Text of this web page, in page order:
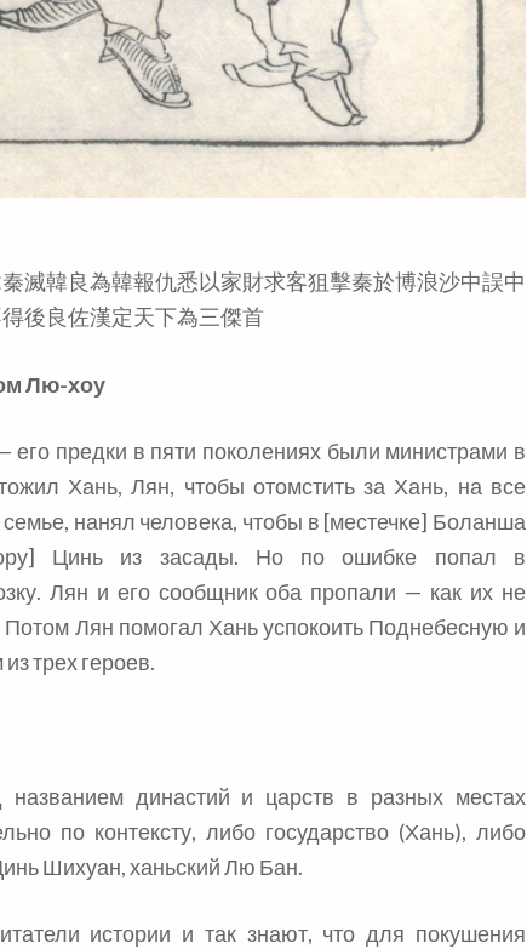
滅韓良為韓報仇悉以家財求客狙擊秦於博浪沙中誤中
後良佐漢定天下為三傑首
Лю-хоу
предки в пяти поколениях были министрами в
Хань, Лян, чтобы отомстить за Хань, на все
нанял человека, чтобы в [местечке] Боланша
Цинь из засады. Но по ошибке попал в
Лян и его сообщник оба пропали — как их не
Потом Лян помогал Хань успокоить Поднебесную и
трех героев.
названием династий и царств в разных местах
по контексту, либо государство (Хань), либо
Шихуан, ханьский Лю Бан.
истории и так знают, что для покушения